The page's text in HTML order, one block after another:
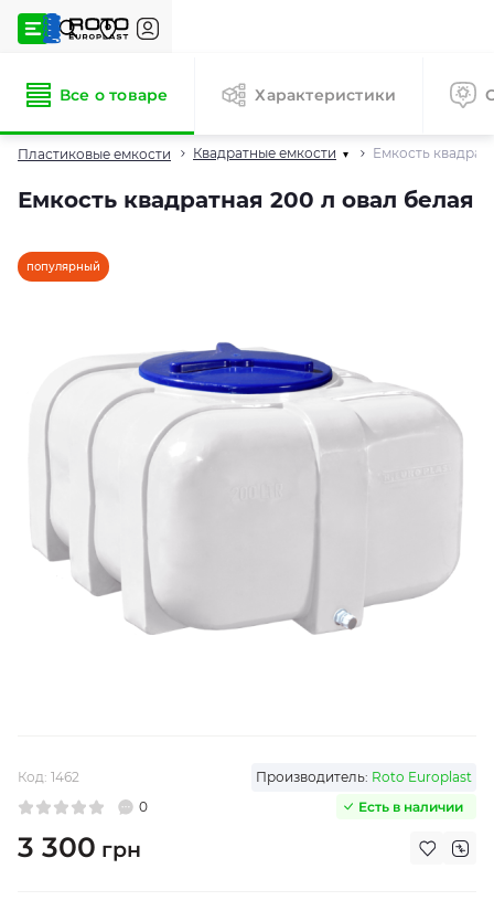
Пластиковые емкости Квадратные емкости ▾ Емкость
Емкость квадратная 200 л овал белая
Все о товаре Характеристики
популярный
Код: 1462
Есть в наличии
Производитель: Roto Europlast
0
3 300 грн